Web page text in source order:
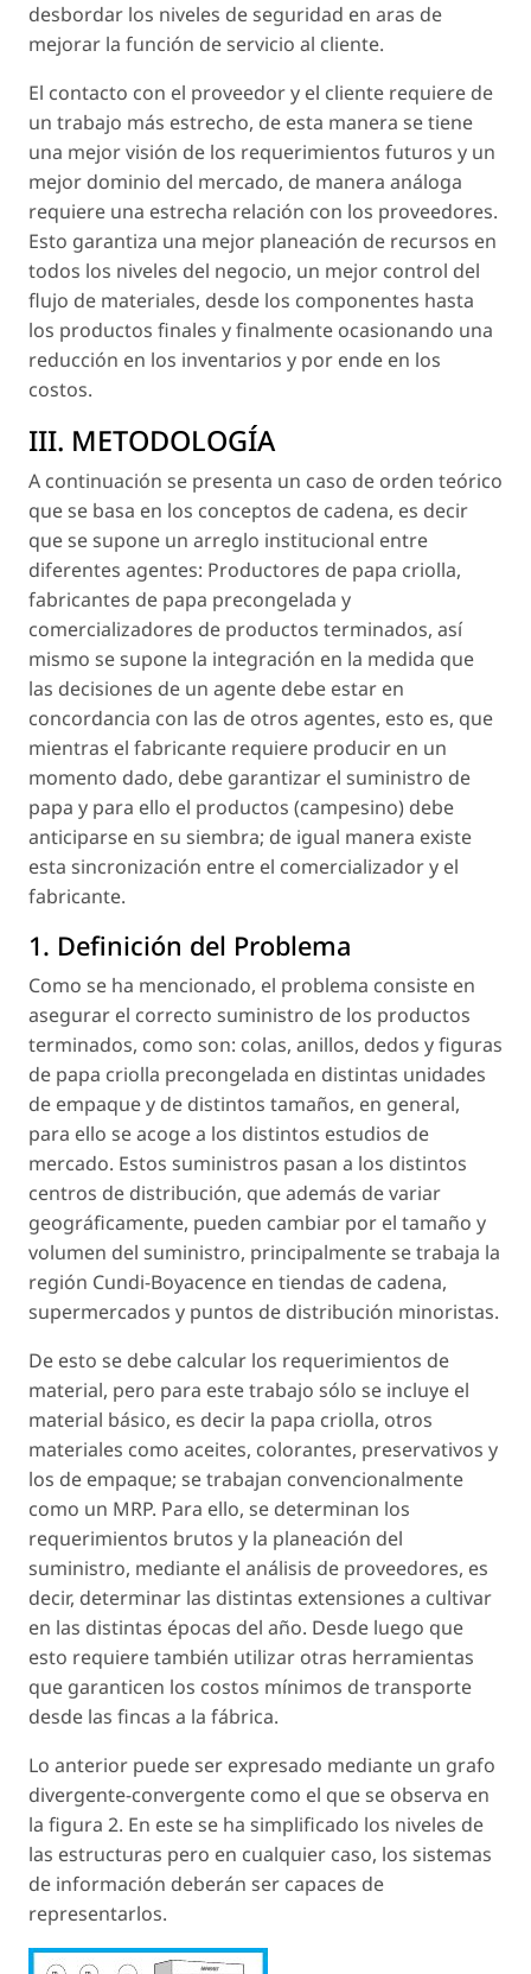
desbordar los niveles de seguridad en aras de
mejorar la función de servicio al cliente.
El contacto con el proveedor y el cliente requiere de
un trabajo más estrecho, de esta manera se tiene
una mejor visión de los requerimientos futuros y un
mejor dominio del mercado, de manera análoga
requiere una estrecha relación con los proveedores.
Esto garantiza una mejor planeación de recursos en
todos los niveles del negocio, un mejor control del
flujo de materiales, desde los componentes hasta
los productos finales y finalmente ocasionando una
reducción en los inventarios y por ende en los
costos.
III. METODOLOGÍA
A continuación se presenta un caso de orden teórico
que se basa en los conceptos de cadena, es decir
que se supone un arreglo institucional entre
diferentes agentes: Productores de papa criolla,
fabricantes de papa precongelada y
comercializadores de productos terminados, así
mismo se supone la integración en la medida que
las decisiones de un agente debe estar en
concordancia con las de otros agentes, esto es, que
mientras el fabricante requiere producir en un
momento dado, debe garantizar el suministro de
papa y para ello el productos (campesino) debe
anticiparse en su siembra; de igual manera existe
esta sincronización entre el comercializador y el
fabricante.
1. Definición del Problema
Como se ha mencionado, el problema consiste en
asegurar el correcto suministro de los productos
terminados, como son: colas, anillos, dedos y figuras
de papa criolla precongelada en distintas unidades
de empaque y de distintos tamaños, en general,
para ello se acoge a los distintos estudios de
mercado. Estos suministros pasan a los distintos
centros de distribución, que además de variar
geográficamente, pueden cambiar por el tamaño y
volumen del suministro, principalmente se trabaja la
región Cundi-Boyacence en tiendas de cadena,
supermercados y puntos de distribución minoristas.
De esto se debe calcular los requerimientos de
material, pero para este trabajo sólo se incluye el
material básico, es decir la papa criolla, otros
materiales como aceites, colorantes, preservativos y
los de empaque; se trabajan convencionalmente
como un MRP. Para ello, se determinan los
requerimientos brutos y la planeación del
suministro, mediante el análisis de proveedores, es
decir, determinar las distintas extensiones a cultivar
en las distintas épocas del año. Desde luego que
esto requiere también utilizar otras herramientas
que garanticen los costos mínimos de transporte
desde las fincas a la fábrica.
Lo anterior puede ser expresado mediante un grafo
divergente-convergente como el que se observa en
la figura 2. En este se ha simplificado los niveles de
las estructuras pero en cualquier caso, los sistemas
de información deberán ser capaces de
representarlos.